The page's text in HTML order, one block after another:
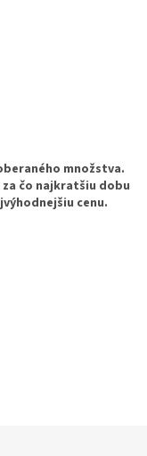
množstva.
za čo najkratšiu dobu
cenu.